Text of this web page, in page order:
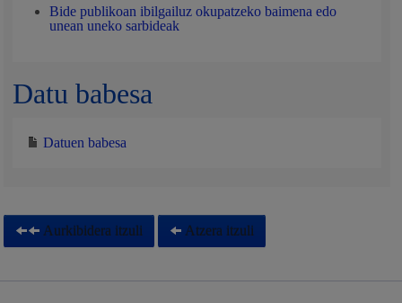
Bide publikoan ibilgailuz okupatzeko baimena edo
unean uneko sarbideak
Datu babesa
Datuen babesa
Aurkibidera itzuli Atzera itzuli